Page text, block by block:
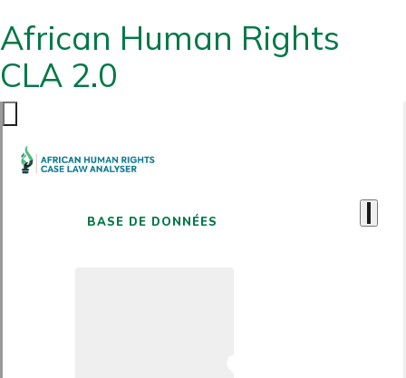
African Human Rights
CLA 2.0
BASE DE DONNÉES